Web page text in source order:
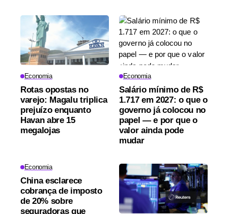
Economia
Rotas opostas no
varejo: Magalu triplica
prejuízo enquanto
Havan abre 15
megalojas
Economia
Salário mínimo de R$
1.717 em 2027: o que o
governo já colocou no
papel — e por que o
valor ainda pode
mudar
Economia
China esclarece
cobrança de imposto
de 20% sobre
seguradoras que